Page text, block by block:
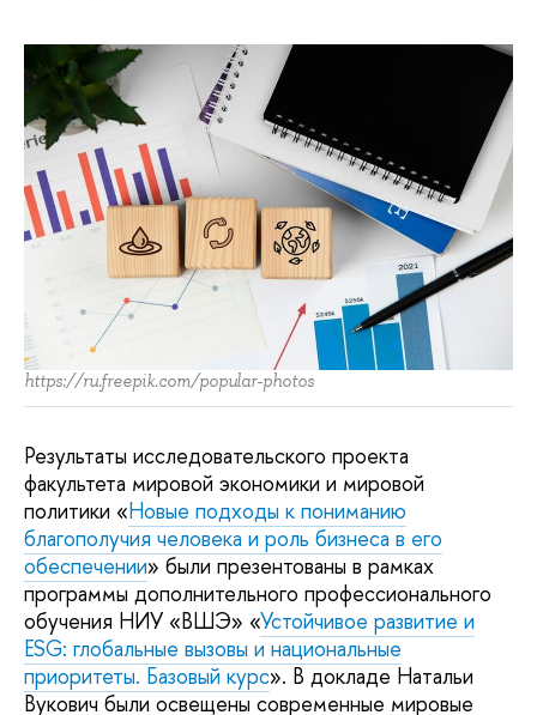
https://ru.freepik.com/popular-photos
Результаты исследовательского проекта
факультета мировой экономики и мировой
политики «Новые подходы к пониманию
благополучия человека и роль бизнеса в его
обеспечении» были презентованы в рамках
программы дополнительного профессионального
обучения НИУ «ВШЭ» «Устойчивое развитие и
ESG: глобальные вызовы и национальные
приоритеты. Базовый курс». В докладе Натальи
Вукович были освещены современные мировые